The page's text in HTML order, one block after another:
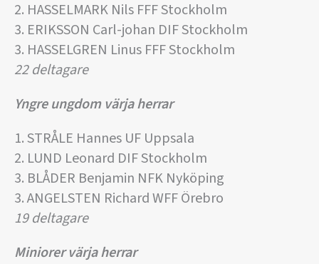
2. HASSELMARK Nils FFF Stockholm
3. ERIKSSON Carl-johan DIF Stockholm
3. HASSELGREN Linus FFF Stockholm
22 deltagare
Yngre ungdom värja herrar
1. STRÅLE Hannes UF Uppsala
2. LUND Leonard DIF Stockholm
3. BLÅDER Benjamin NFK Nyköping
3. ANGELSTEN Richard WFF Örebro
19 deltagare
Miniorer värja herrar